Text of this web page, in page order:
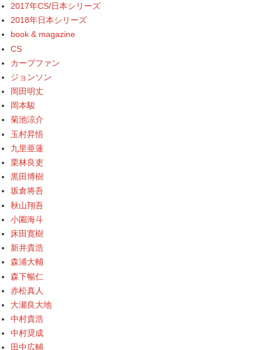
2017年CS/日本シリーズ
2018年日本シリーズ
book & magazine
CS
カープファン
ジョンソン
岡田明丈
岡本駿
菊池涼介
玉村昇悟
九里亜蓮
栗林良吏
黒田博樹
坂倉将吾
秋山翔吾
小園海斗
床田寛樹
新井貴浩
森浦大輔
森下暢仁
赤松真人
大瀬良大地
中村貴浩
中村奨成
田中広輔